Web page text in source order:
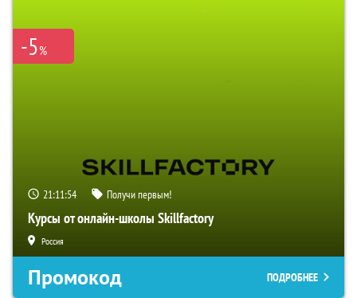
-5%
21:11:54 Получи первым!
Курсы от онлайн-школы Skillfactory
Россия
Промокод ПОДРОБНЕЕ